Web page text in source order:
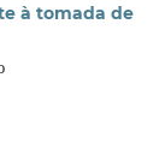
à tomada de